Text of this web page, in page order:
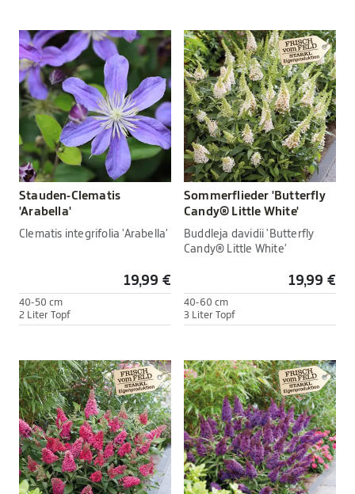
Stauden-Clematis
'Arabella'
Clematis integrifolia 'Arabella'
19,99 €
40-50 cm
2 Liter Topf
Sommerflieder 'Butterfly
Candy® Little White'
Buddleja davidii 'Butterfly
Candy® Little White'
19,99 €
40-60 cm
3 Liter Topf